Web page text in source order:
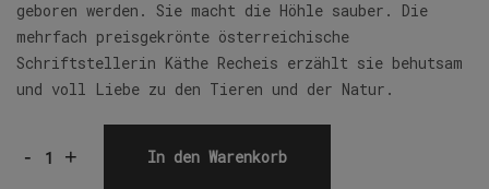
geboren werden. Sie macht die Höhle sauber. Die
mehrfach preisgekrönte österreichische
Schriftstellerin Käthe Recheis erzählt sie behutsam
und voll Liebe zu den Tieren und der Natur.
- + In den Warenkorb